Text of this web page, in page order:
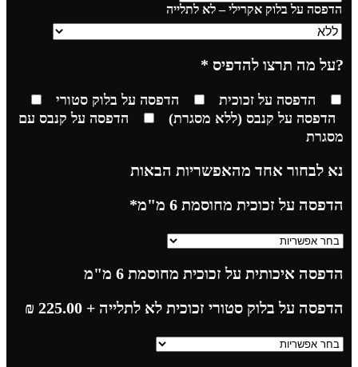
הדפסה על בלוק אקרילי – לא לתלייה
?על מה תרצו להדפיס *
הדפסה על זכוכית
הדפסה על בלוק סטורי
הדפסה על קנבס (ללא מסגרת)
הדפסה על קנבס עם
מסגרת
נא לבחור אחד מהאפשריות הבאות
הדפסה על זכוכית מחוסמת 6 מ"מ
*
הדפסה איכותית על זכוכית מחוסמת 6 מ"מ
הדפסה על בלוק סטורי זכוכית לא לתלייה + 225.00
₪